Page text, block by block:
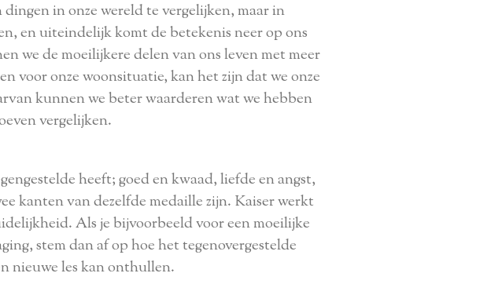
in onze wereld te vergelijken, maar in
en uiteindelijk komt de betekenis neer op ons
we de moeilijkere delen van ons leven met meer
voor onze woonsituatie, kan het zijn dat we onze
kunnen we beter waarderen wat we hebben
vergelijken.
heeft; goed en kwaad, liefde en angst,
kanten van dezelfde medaille zijn. Kaiser werkt
Als je bijvoorbeeld voor een moeilijke
stem dan af op hoe het tegenovergestelde
nieuwe les kan onthullen.